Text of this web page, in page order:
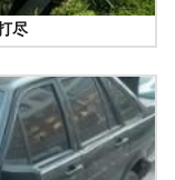
尽